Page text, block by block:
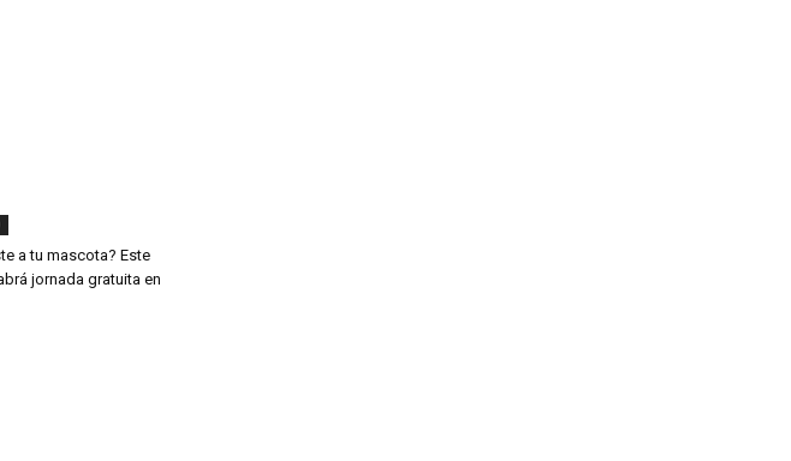
a tu mascota? Este
jornada gratuita en